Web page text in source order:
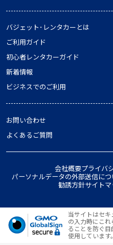
バジェット･レンタカーとは
ご利用ガイド
初心者レンタカーガイド
新着情報
ビジネスでのご利用
お問い合わせ
よくあるご質問
会社概要プライバ
パーソナルデータの外部送信につ
勧誘方針サイトマ
当サイトはセ
の入力時にこ
ることを防ぐ目
使用しています。